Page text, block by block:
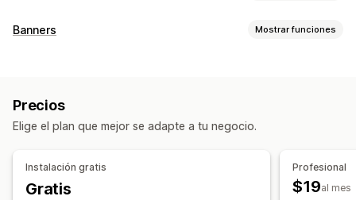
Gestión de precios
Supervisión
Seguimiento de precios
Alertas de precios
Banners Mostrar funciones
Informes y estadísticas
Precios
Elige el plan que mejor se adapte a tu negocio.
Instalación gratis
Gratis
Profesional
$19al mes